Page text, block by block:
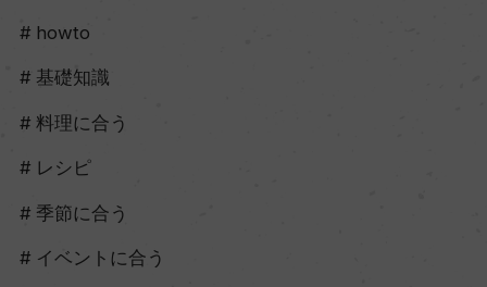
howto
基礎知識
料理に合う
レシピ
季節に合う
イベントに合う